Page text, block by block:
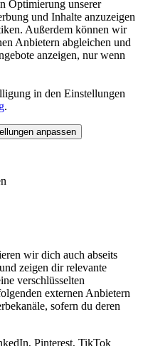
Optimierung unserer
und Inhalte anzuzeigen
Außerdem können wir
Anbietern abgleichen und
anzeigen, nur wenn
in den Einstellungen
.
anpassen
wir dich auch abseits
zeigen dir relevante
verschlüsselten
externen Anbietern
sofern du deren
Pinterest, TikTok